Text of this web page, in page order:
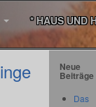
* HAUS UND
Neue
Beiträge
Das